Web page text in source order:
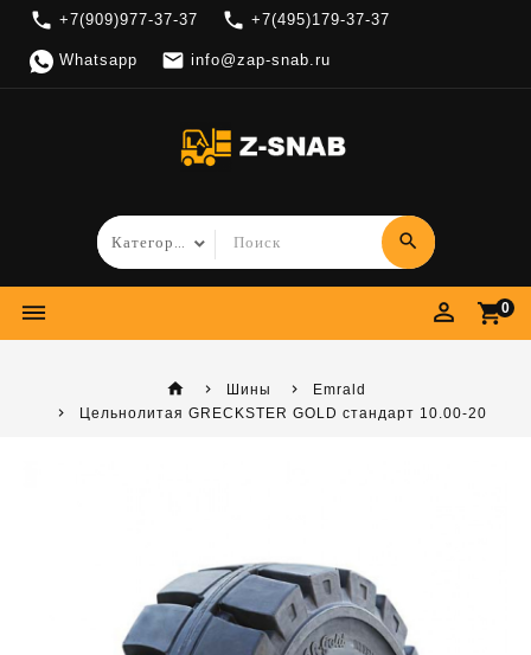
local_phone +7(909)977-37-37 local_phone +7(495)179-37-37
Whatsapp  info@zap-snab.ru
search
perm_identity shopping_cart0
dehaze
home Шины
Emrald
Цельнолитая GRECKSTER GOLD стандарт 10.00-20